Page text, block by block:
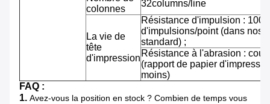
colonnes
32columns/line
La vie de
tête
d'impression
Résistance d'impulsion : 100
d'impulsions/point (dans nos
standard) ;
Résistance à l'abrasion :
(rapport de papier
moins)
FAQ :
1. Avez-vous la position en stock ? Combien de temps vous